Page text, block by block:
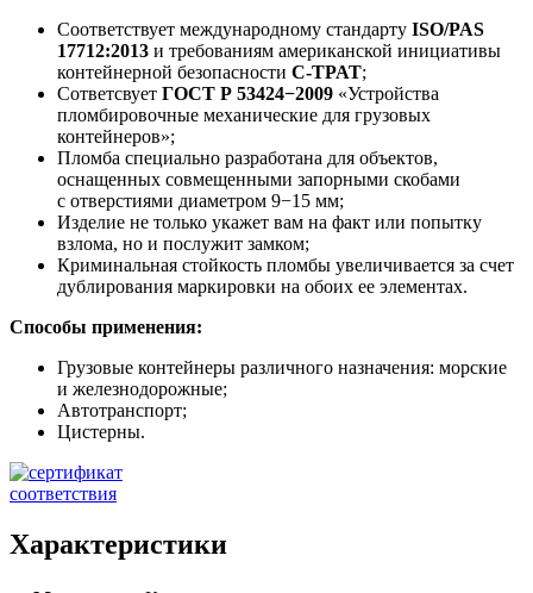
Соответствует международному стандарту ISO/PAS
17712:2013 и требованиям американской инициативы
контейнерной безопасности C-TPAT;
Сответсвует ГОСТ Р 53424−2009 «Устройства
пломбировочные механические для грузовых
контейнеров»;
Пломба специально разработана для объектов,
оснащенных совмещенными запорными скобами
с отверстиями диаметром 9−15 мм;
Изделие не только укажет вам на факт или попытку
взлома, но и послужит замком;
Криминальная стойкость пломбы увеличивается за счет
дублирования маркировки на обоих ее элементах.
Способы применения:
Грузовые контейнеры различного назначения: морские
и железнодорожные;
Автотранспорт;
Цистерны.
Характеристики